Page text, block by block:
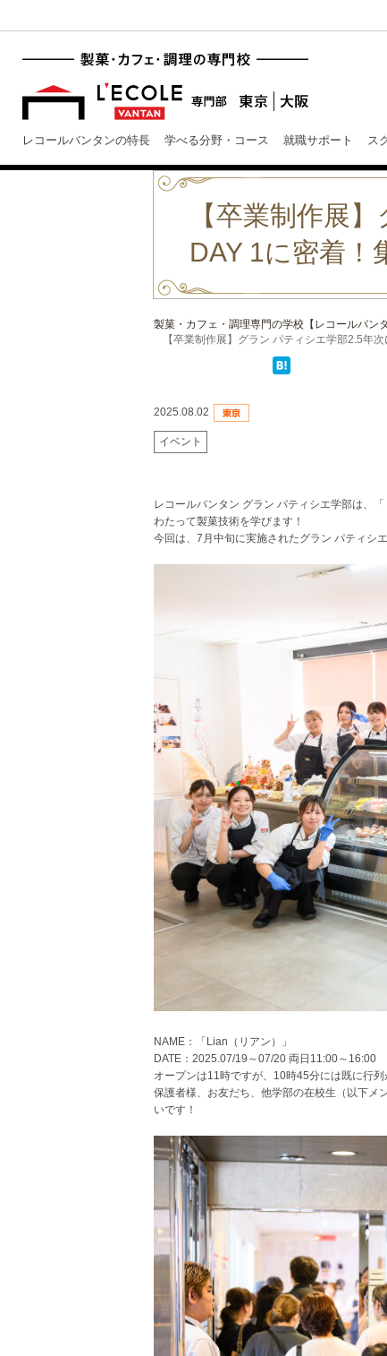
レコールバンタンの特長 学べる分野・コース 就職サポート ス
【卒業制作展
DAY 1に密着
製菓・カフェ・調理専門の学校【レコールバンタ
【卒業制作展】グラン パティシエ学部2.5年
2025.08.02
イベント
レコールバンタン グラン パティシエ学部は、
わたって製菓技術を学びます！
今回は、7月中旬に実施されたグラン パティシ
NAME：「Lian（リアン）」
DATE：2025.07/19～07/20 両日11:00～16:00
オープンは11時ですが、10時45分には既に行列
保護者様、お友だち、他学部の在校生（以下メ
いです！